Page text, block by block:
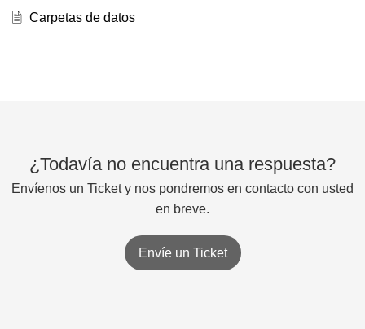
Carpetas de datos
¿Todavía no encuentra una respuesta?
Envíenos un Ticket y nos pondremos en contacto con usted
en breve.
Envíe un Ticket